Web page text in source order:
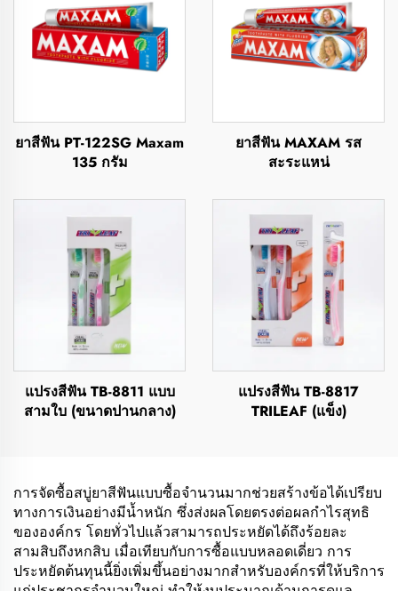
ยาสีฟัน PT-122SG Maxam
135 กรัม
ยาสีฟัน MAXAM รส
สะระแหน่
แปรงสีฟัน TB-8811 แบบ
สามใบ (ขนาดปานกลาง)
แปรงสีฟัน TB-8817
TRILEAF (แข็ง)
การจัดซื้อสบู่ยาสีฟันแบบซื้อจำนวนมากช่วยสร้างข้อได้เปรียบ
ทางการเงินอย่างมีน้ำหนัก ซึ่งส่งผลโดยตรงต่อผลกำไรสุทธิ
ขององค์กร โดยทั่วไปแล้วสามารถประหยัดได้ถึงร้อยละ
สามสิบถึงหกสิบ เมื่อเทียบกับการซื้อแบบหลอดเดี่ยว การ
ประหยัดต้นทุนนี้ยิ่งเพิ่มขึ้นอย่างมากสำหรับองค์กรที่ให้บริการ